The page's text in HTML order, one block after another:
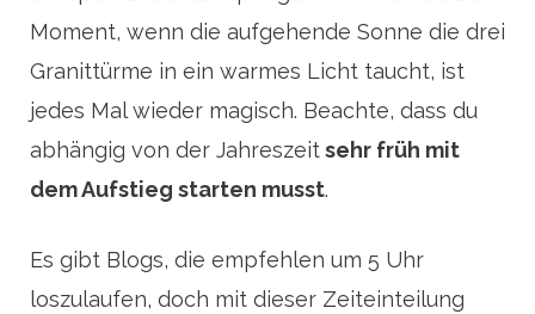
Moment, wenn die aufgehende Sonne die drei
Granittürme in ein warmes Licht taucht, ist
jedes Mal wieder magisch. Beachte, dass du
abhängig von der Jahreszeitsehr früh mit
dem Aufstieg starten musst.
Es gibt Blogs, die empfehlen um 5 Uhr
loszulaufen, doch mit dieser Zeiteinteilung